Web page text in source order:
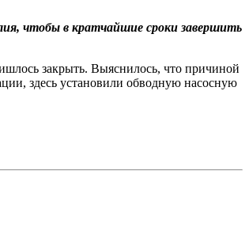
чтобы в кратчайшие сроки завершить
закрыть. Выяснилось, что причиной
здесь установили обводную насосную